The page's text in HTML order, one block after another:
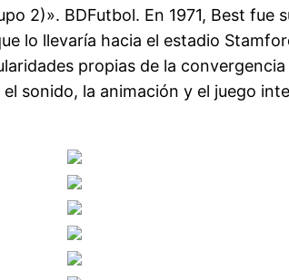
2)». BDFutbol. En 1971, Best fue
lo llevaría hacia el estadio
propias de la
sonido, la animación y el juego